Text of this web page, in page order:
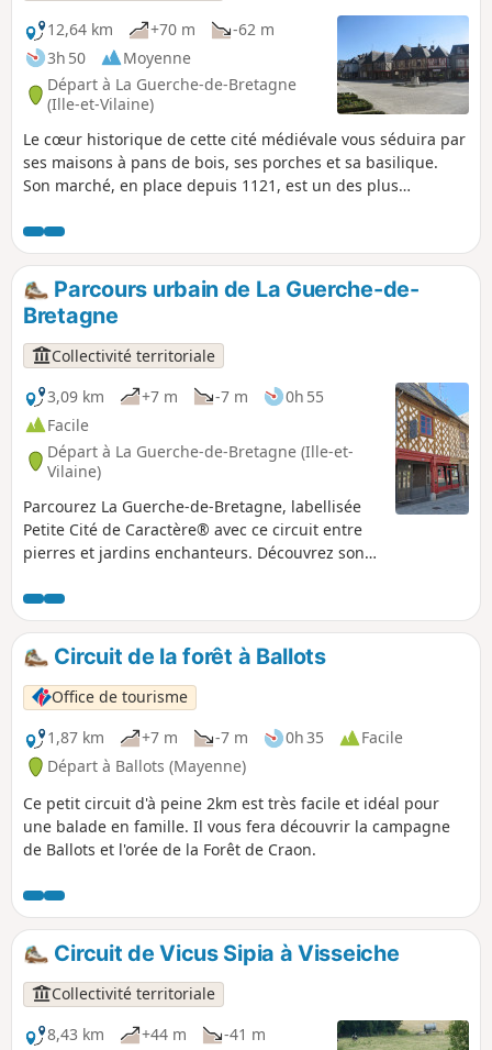
12,64 km +70 m
-62 m
3h 50
Moyenne
Départ à La Guerche-de-Bretagne
(Ille-et-Vilaine)
Le cœur historique de cette cité médiévale vous séduira par
ses maisons à pans de bois, ses porches et sa basilique.
Son marché, en place depuis 1121, est un des plus
VTT.
Parcours urbain de La Guerche-de-
Bretagne
Collectivité territoriale
3,09 km
+7 m -7 m
0h 55
Facile
Départ à La Guerche-de-Bretagne (Ille-et-
Vilaine)
Parcourez La Guerche-de-Bretagne, labellisée
Petite Cité de Caractère® avec ce circuit entre
pierres et jardins enchanteurs. Découvrez son
marchande des Marches de Bretagne.
Circuit de la forêt à Ballots
Office de tourisme
1,87 km
+7 m -7 m 0h 35
Facile
Départ à Ballots (Mayenne)
Ce petit circuit d'à peine 2km est très facile et idéal pour
une balade en famille. Il vous fera découvrir la campagne
de Ballots et l'orée de la Forêt de Craon.
Circuit de Vicus Sipia à Visseiche
Collectivité territoriale
8,43 km
+44 m
-41 m